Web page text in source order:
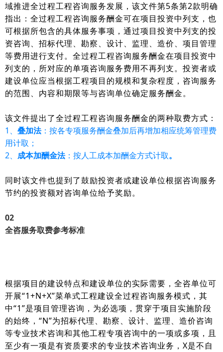
域推进全过程工程咨询服务发展，该文件第5条第2款明确
指出：全过程工程咨询服务酬金可在项目投资中列支，也
可根据所包含的具体服务事项，通过项目投资中列支的投
资咨询、招标代理、勘察、设计、监理、造价、项目管理
等费用进行支付。全过程工程咨询服务酬金在项目投资中
列支的，所对应的单项咨询服务费用不再列支。投资者或
建设单位应当根据工程项目的规模和复杂程度，咨询服务
的范围、内容和期限等与咨询单位确定服务酬金。
该文件提出了全过程工程咨询服务酬金的两种取费方式：
1、 叠加法：按各专项服务酬金叠加后再增加相应统筹管理费
用计取；
2、 成本加酬金法：按人工成本加酬金方式计取。
同时该文件也提到了鼓励投资者或建设单位根据咨询服务
节约的投资额对咨询单位给予奖励。
02
全咨服务取费参考标准
根据项目的建设特点和建设单位的实际需要，全咨单位可
开展“1+N+X”菜单式工程建设全过程咨询服务模式，其
中“1”是项目管理咨询，为必选项，贯穿于项目实施阶段
的始终，“N”为招标代理、勘察、设计、监理、造价咨询
等专业技术咨询和其他工程专项咨询中的一项或多项，且
至少有一项是有资质要求的专业技术咨询业务，X是不自